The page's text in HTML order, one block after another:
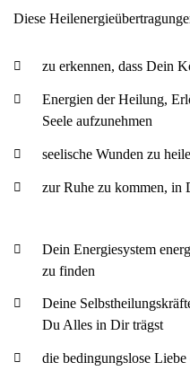
Diese
zu erkennen, dass Dein
Energien der Heilung,
Seele aufzunehmen
seelische Wunden zu
zur Ruhe zu kommen, in
Dein Energiesystem
zu finden
Deine
Du Alles in Dir trägst
die bedingungslose